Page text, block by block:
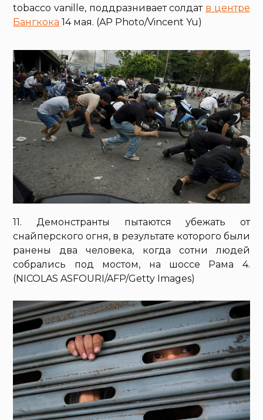
tobacco vanille, поддразнивает солдат в центре
Бангкока 14 мая. (AP Photo/Vincent Yu)
11. Демонстранты пытаются убежать от
снайперского огня, в результате которого были
ранены два человека, когда сотни людей
собрались под мостом, на шоссе Рама 4.
(NICOLAS ASFOURI/AFP/Getty Images)